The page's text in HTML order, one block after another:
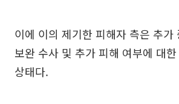
이에 이의 제기한 피해자 측은 추가
보완 수사 및 추가 피해 여부에 대
상태다.